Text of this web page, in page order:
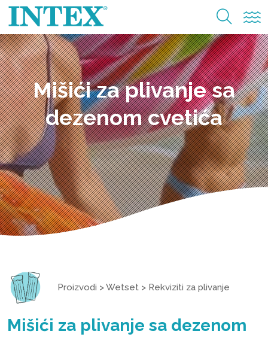
Mišići za plivanje sa
dezenom cvetića
Proizvodi >Wetset > Rekviziti za plivanje
Mišići za plivanje sa dezenom